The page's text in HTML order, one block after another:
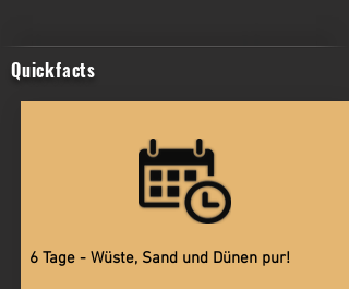
Quickfacts
6 Tage - Wüste, Sand und Dünen pur!